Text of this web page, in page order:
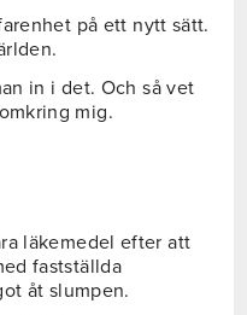
på ett nytt sätt.
in i det. Och så vet
mig.
läkemedel efter att
fastställda
åt slumpen.